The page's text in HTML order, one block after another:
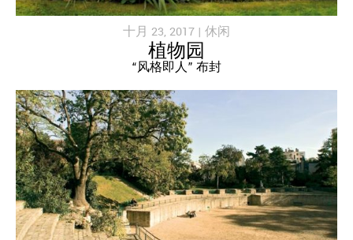
十月 23, 2017 | 休闲
植物园
“风格即人” 布封